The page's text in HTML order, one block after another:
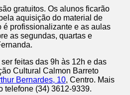
gratuitos. Os alunos ficarão
aquisição do material de
é profissionalizante e as aulas
as segundas, quartas e
feitas das 9h às 12h e das
Cultural Calmon Barreto
Bernardes, 10, Centro. Mais
telefone (34) 3612-9339.